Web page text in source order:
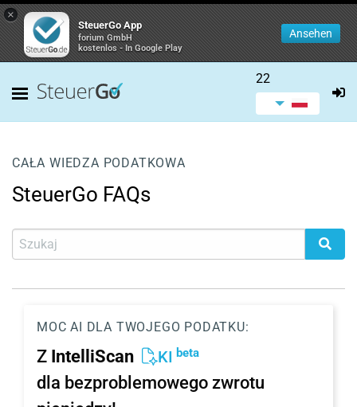
×
SteuerGo App
forium GmbH
kostenlos - In Google Play
Ansehen
22
CAŁA WIEDZA PODATKOWA
SteuerGo FAQs
MOC AI DLA TWOJEGO PODATKU:
Z IntelliScan KI beta
dla bezproblemowego zwrotu